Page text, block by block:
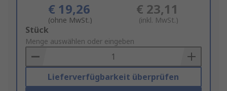
€ 19,26
(ohne MwSt.)
€ 23,11
(inkl. MwSt.)
Add
to
Basket
Stück
Menge auswählen oder eingeben
Lieferverfügbarkeit überprüfen